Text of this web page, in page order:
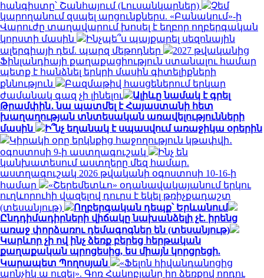
հանգիստը՝ Շանհայում (Լուսանկարներ)
Չեմ
կարողանում զսպել արցունքներս. «Բանակում»-ի
Վարուժը տաղավարում խոսել է եղբոր ողբերգական
կորստի մասին
Ինչպե՞ս պայքարել սեզոնային
ալերգիայի դեմ. պարզ մեթոդներ
2027 թվականից
Ֆինլանդիայի քաղաքացիություն ստանալու համար
պետք է հանձնել երկրի մասին գիտելիքների
քննություն
Բազմաթիվ հասցեներում երկար
ժամանակ գազ չի լինելու
Ալիևը նամակ է գրել
Թրամփին․ նա պատմել է Հայաստանի հետ
խաղաղության տնտեսական առավելությունների
մասին
Ի՞նչ եղանակ է սպասվում առաջիկա օրերին
Կիրակի օրը երկնքից հաջողություն կթափվի․
օգոստոսի 9-ի աստղագուշակ
Ինչ են
կանխատեսում աստղերը մեզ համար.
աստղագուշակ 2026 թվականի օգոստոսի 10-16-ի
համար
«Շերեմետևո» օդանավակայանում երկու
ուղևորուհի վազելով դուրս է եկել թռիչքադաշտ
(տեսանյութ)
Ողբերգական դեպք՝ Երևանում
Ընդդիմադիրների վիճակը նախանձելի չէ. իրենց
առաջ փորձառու դեմագոգներ են (տեսանյութ)
Կարևոր չի ով ինչ ձեռք բերեց հերթական
քաղաքական պրոցեսից, ես միայն կորցրեցի.
Կարապետ Պողոսյան
«Ֆելոն հիվանդանոցից
պոնչիկ ա ուզել». Գոռ Հակոբյանը իր ձեռքով որդու